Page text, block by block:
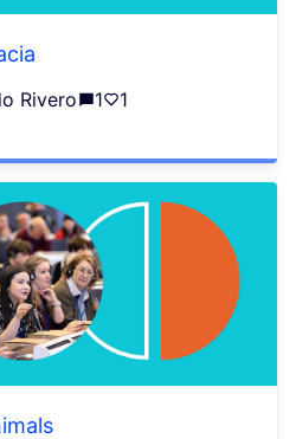
Rivero 1 1